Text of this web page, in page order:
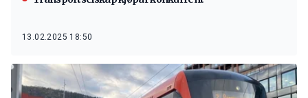
13.02.2025 18:50